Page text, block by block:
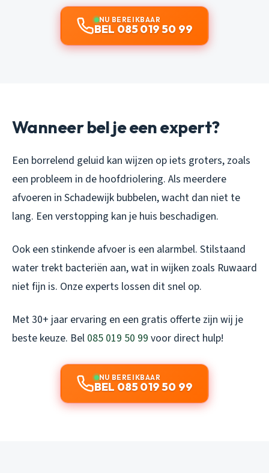
NU BEREIKBAAR
BEL 085 019 50 99
Wanneer bel je een expert?
Een borrelend geluid kan wijzen op iets groters, zoals
een probleem in de hoofdriolering. Als meerdere
afvoeren in Schadewijk bubbelen, wacht dan niet te
lang. Een verstopping kan je huis beschadigen.
Ook een stinkende afvoer is een alarmbel. Stilstaand
water trekt bacteriën aan, wat in wijken zoals Ruwaard
niet fijn is. Onze experts lossen dit snel op.
Met 30+ jaar ervaring en een gratis offerte zijn wij je
beste keuze. Bel 085 019 50 99 voor direct hulp!
NU BEREIKBAAR
BEL 085 019 50 99